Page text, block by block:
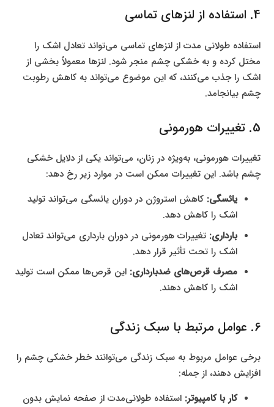
4. استفاده از لنزهای تماسی
استفاده طولانی مدت از لنزهای تماسی می‌تواند تعادل اشک را
مختل کرده و به خشکی چشم منجر شود. لنزها معمولاً بخشی از
اشک را جذب می‌کنند، که این موضوع می‌تواند به کاهش رطوبت
چشم بیانجامد.
5. تغییرات هورمونی
تغییرات هورمونی، به‌ویژه در زنان، می‌تواند یکی از دلایل خشکی
چشم باشد. این تغییرات ممکن است در موارد زیر رخ دهد:
یائسگی: کاهش استروژن در دوران یائسگی می‌تواند تولید
اشک را کاهش دهد.
بارداری: تغییرات هورمونی در دوران بارداری می‌تواند تعادل
اشک را تحت تأثیر قرار دهد.
مصرف قرص‌های ضدبارداری: این قرص‌ها ممکن است تولید
اشک را کاهش دهند.
6. عوامل مرتبط با سبک زندگی
برخی عوامل مربوط به سبک زندگی می‌توانند خطر خشکی چشم را
افزایش دهند، از جمله:
کار با کامپیوتر: استفاده طولانی‌مدت از صفحه‌ نمایش بدون